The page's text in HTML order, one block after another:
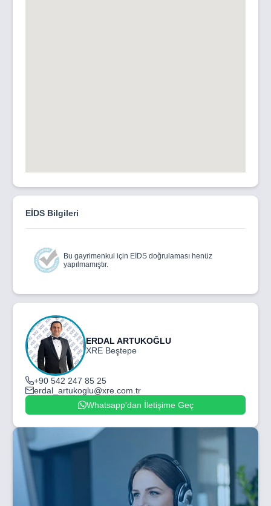
EİDS Bilgileri
Bu gayrimenkul için EİDS doğrulaması henüz
yapılmamıştır.
ERDAL ARTUKOĞLU
XRE Beştepe
+90 542 247 85 25
erdal_artukoglu@xre.com.tr
Whatsapp'dan İletişime Geç